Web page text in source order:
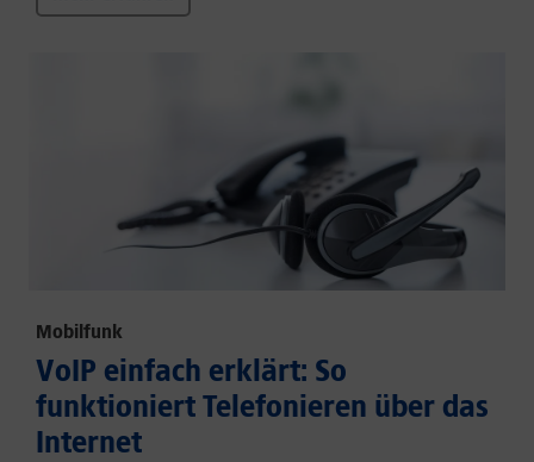
Mobilfunk
VoIP einfach erklärt: So
funktioniert Telefonieren über das
Internet